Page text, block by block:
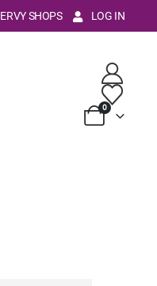
ERVY SHOPS LOG IN
0